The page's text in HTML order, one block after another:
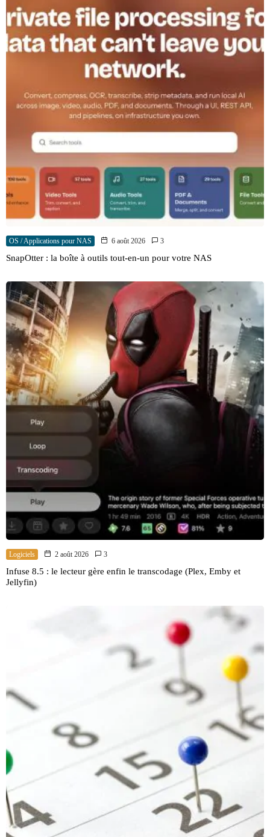
OS / Applications pour NAS 6 août 2026 3
SnapOtter : la boîte à outils tout-en-un pour votre NAS
Logiciels 2 août 2026 3
Infuse 8.5 : le lecteur gère enfin le transcodage (Plex, Emby et
Jellyfin)